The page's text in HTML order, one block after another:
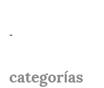
-
categorías